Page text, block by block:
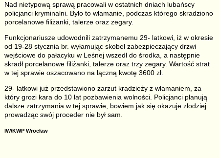
Nad nietypową sprawą pracowali w ostatnich dniach lubańscy
policjanci kryminalni. Było to włamanie, podczas którego skradziono
porcelanowe filiżanki, talerze oraz zegary.
Funkcjonariusze udowodnili zatrzymanemu 29- latkowi, iż w okresie
od 19-28 stycznia br. wyłamując skobel zabezpieczający drzwi
wejściowe do pałacyku w Leśnej wszedł do środka, a następnie
skradł porcelanowe filiżanki, talerze oraz trzy zegary. Wartość strat
w tej sprawie oszacowano na łączną kwotę 3600 zł.
29- latkowi już przedstawiono zarzut kradzieży z włamaniem, za
który grozi kara do 10 lat pozbawienia wolności. Policjanci planują
dalsze zatrzymania w tej sprawie, bowiem jak się okazuje złodziej
prowadząc swój proceder nie był sam.
IW/KWP Wrocław